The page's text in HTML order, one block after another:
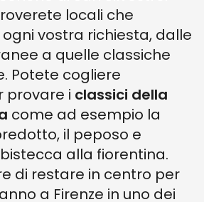
locali che
vostra richiesta, dalle
a quelle classiche
Potete cogliere
provare i classici della
come ad esempio la
il peposo e
alla fiorentina.
di restare in centro per
a Firenze in uno dei